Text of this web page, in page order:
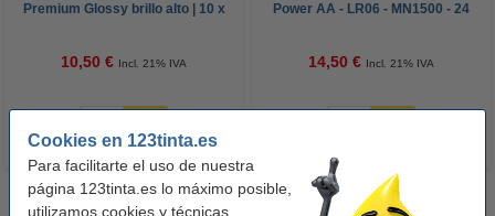
Cookies en 123tinta.es
Para facilitarte el uso de nuestra
página 123tinta.es lo máximo posible,
utilizamos cookies y técnicas
Premium Glossy brillo alto | 10 x
10,50 € Incl. 21% IVA
Power AA - LR06 - MN1500 - 24
14,50 € Incl. 21% IVA